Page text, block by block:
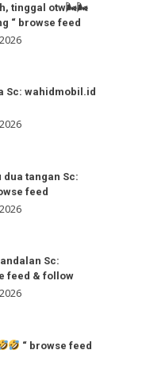
tinggal otw🌬🌬
“ browse feed
Sc: wahidmobil.id
tangan Sc:
feed
Sc:
feed & follow
“ browse feed